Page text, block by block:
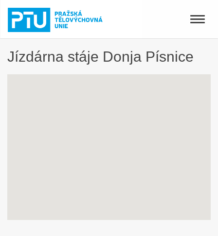
Toggle
Jízdárna stáje Donja Písnice